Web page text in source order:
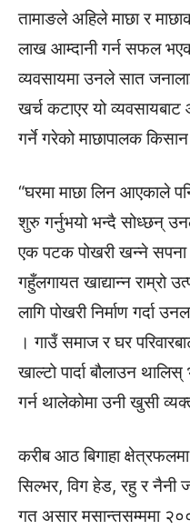
तामाङले अहिले माछा र
लाख आम्दानी गर्न सफल
व्यवसायमा उनले सात
खर्च कटाएर यो
गर्ने गरेको माछापालक
“घरमा माछा लिन आएकाले
शुरु गर्नुभयो भन्दै सोध्छन्
एक पटक पोखरी खन्ने
गहुँलगायत खाद्यान्न राम्रो
लागि पोखरी निर्माण गर्दा
। गाउँ समाज र घर
खाल्टो पार्दा बौलाउन
गर्न थालेकोमा उनी खुसी
करीब आठ बिगाहा
सिल्भर, विग हेड, रहु र नैनी
गत असार मसान्तसम्ममा २००